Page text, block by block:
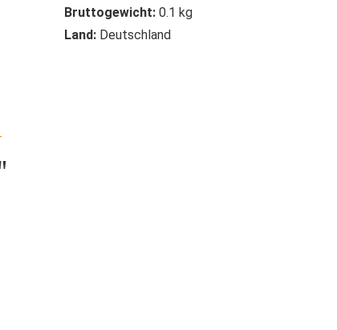
Bruttogewicht: 0.1 kg
Land: Deutschland